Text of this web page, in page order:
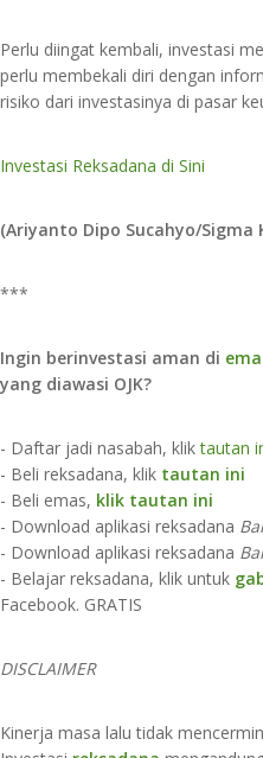
Perlu diingat kembali, investasi
perlu membekali diri dengan
risiko dari investasinya di pasar
Investasi Reksadana di Sini
(Ariyanto Dipo Sucahyo/
***
Ingin berinvestasi aman di
yang diawasi OJK?
- Daftar jadi nasabah, klik tautan
- Beli reksadana, klik tautan ini
- Beli emas, klik tautan ini
- Download aplikasi reksadana
- Download aplikasi reksadana
- Belajar reksadana, klik untuk
Facebook. GRATIS
DISCLAIMER
Kinerja masa lalu tidak